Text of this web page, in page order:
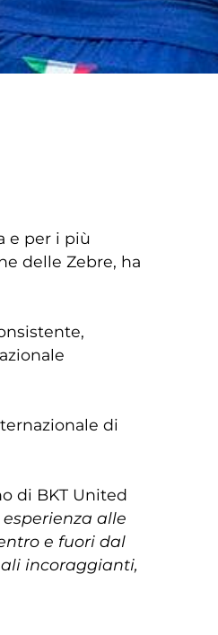
e per i più
delle Zebre, ha
di
di BKT United
alle
e fuori dal
incoraggianti,